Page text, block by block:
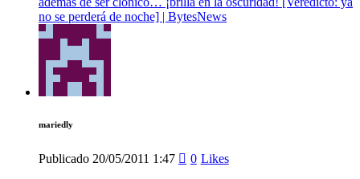
no se perderá de noche] | BytesNews
mariedly
Publicado 20/05/2011 1:47 0 Likes